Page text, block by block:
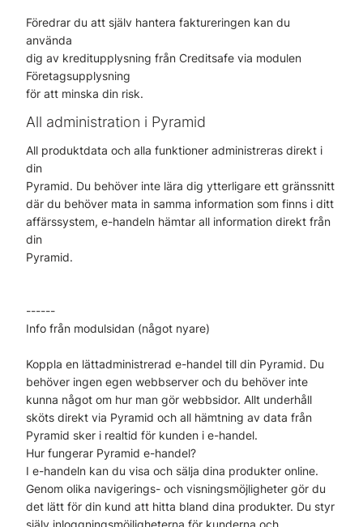
Föredrar du att själv hantera faktureringen kan du
använda
dig av kreditupplysning från Creditsafe via modulen
Företagsupplysning
för att minska din risk.
All administration i Pyramid
All produktdata och alla funktioner administreras direkt i
din
Pyramid. Du behöver inte lära dig ytterligare ett gränssnitt
där du behöver mata in samma information som finns i ditt
affärssystem, e-handeln hämtar all information direkt från
din
Pyramid.
------
Info från modulsidan (något nyare)
Koppla en lättadministrerad e-handel till din Pyramid. Du
behöver ingen egen webbserver och du behöver inte
kunna något om hur man gör webbsidor. Allt underhåll
sköts direkt via Pyramid och all hämtning av data från
Pyramid sker i realtid för kunden i e-handel.
Hur fungerar Pyramid e-handel?
I e-handeln kan du visa och sälja dina produkter online.
Genom olika navigerings- och visningsmöjligheter gör du
det lätt för din kund att hitta bland dina produkter. Du styr
själv inloggningsmöjligheterna för kunderna och